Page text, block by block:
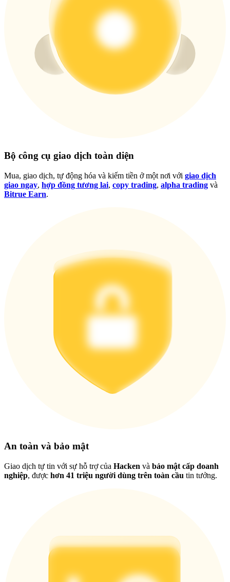
Nhận giải thưởng và phần thưởng độc quyền
Bộ công cụ giao dịch toàn diện
Mua, giao dịch, tự động hóa và kiếm tiền ở một nơi với giao dịch
giao ngay, hợp đồng tương lai, copy trading, alpha trading và
Bitrue Earn.
An toàn và bảo mật
Giao dịch tự tin với sự hỗ trợ của Hacken và bảo mật cấp doanh
nghiệp, được hơn 41 triệu người dùng trên toàn cầu tin tưởng.